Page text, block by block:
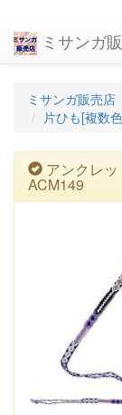
ミサンガ
ミサンガ販売店
片ひも[複数
アンクレ
ACM149